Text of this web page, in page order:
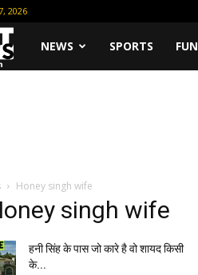
2026
HotNEWS SPORTS FUN
Honey singh wife
singh wife
हनी सिंह के पास जो कारे है वो शायद किसी
के...